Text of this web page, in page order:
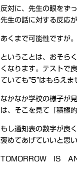
反対に、先生の眼をず
先生の話に対する反応
あくまで可能性ですが。
ということは、おそら
くなります。テストで
ていても”5”はもらえま
なかなか学校の様子が
は、そこを見て「積極
もし通知表の数字が良
褒めてあげていいと思い
TOMORROW IS